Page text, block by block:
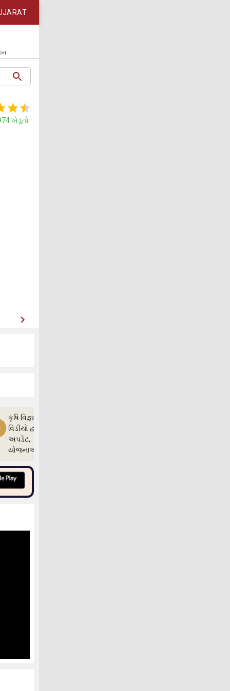
ખેડૂતો
કૃષિ વિજ્ઞાન
વિડીયો દ્વારા ખેતી
અપડેટ,
યોજનાઓ અને